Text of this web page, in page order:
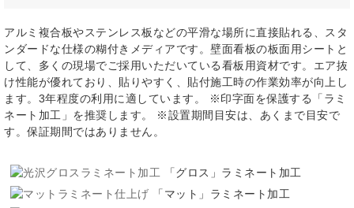
アルミ複合板やステンレス板などの平滑な場所に直接貼れる、スタ
ンダードな仕様の糊付きメディアです。壁面看板の板面用シートと
して、多くの現場でご採用いただいている看板用資材です。エア抜
け性能が優れており、貼りやすく、貼付施工時の作業効率が向上し
ます。3年程度の利用に適しています。 ※印字面を保護する「ラミ
ネート加工」を推奨します。 ※設置期間目安は、あくまで目安で
す。保証期間ではありません。
「グロス」ラミネート加工
「マット」ラミネート加工